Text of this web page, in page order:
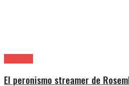
El peronismo streamer de